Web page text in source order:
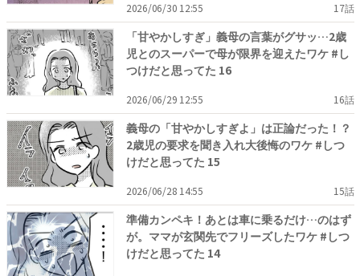
2026/06/30 12:55 17話
「甘やかしすぎ」義母の言葉がグサッ…2歳
児とのスーパーで母が限界を迎えたワケ #し
つけだと思ってた 16
2026/06/29 12:55 16話
義母の「甘やかしすぎよ」は正論だった！？
2歳児の要求を聞き入れ大後悔のワケ #しつ
けだと思ってた 15
2026/06/28 14:55 15話
準備カンペキ！あとは車に乗るだけ…のはず
が。ママが玄関先でフリーズしたワケ #しつ
けだと思ってた 14